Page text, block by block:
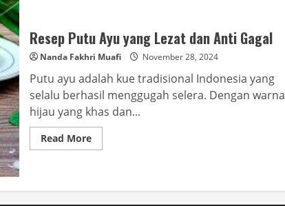
Resep Putu Ayu yang Lezat dan Anti Gagal
Nanda Fakhri Muafi November 28, 2024
Putu ayu adalah kue tradisional Indonesia yang
selalu berhasil menggugah selera. Dengan warna
hijau yang khas dan...
Read MoreRead
more
yang